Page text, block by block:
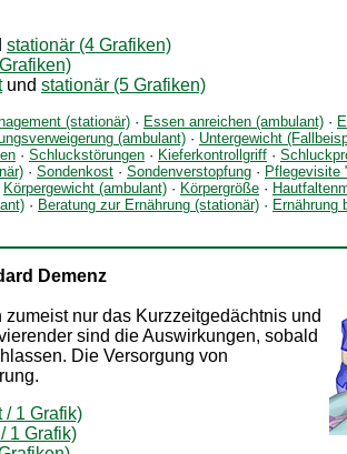
stationär (4 Grafiken)
und stationär (5 Grafiken)
(stationär) · Essen anreichen (ambulant) ·
(ambulant) · Untergewicht
· Schluckstörungen · Kieferkontrollgriff ·
· Sondenkost · Sondenverstopfung · Pflegevisite
Körpergewicht (ambulant) · Körpergröße ·
· Beratung zur Ernährung (stationär) · Ernährung
Demenz
nur das Kurzzeitgedächtnis und
sind die Auswirkungen, sobald
Die Versorgung von
/ 1 Grafik)
1 Grafik)